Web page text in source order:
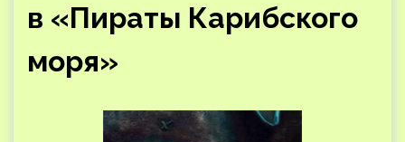
в «Пираты Карибского
моря»